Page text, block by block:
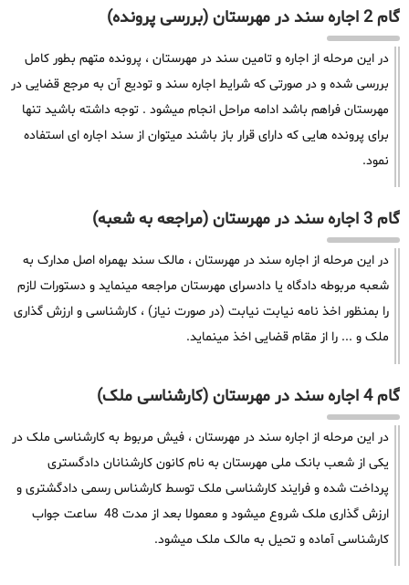
گام 2 اجاره سند در مهرستان (بررسی پرونده)
در این مرحله از اجاره و تامین سند در مهرستان ، پرونده متهم بطور کامل
بررسی شده و در صورتی که شرایط اجاره سند و تودیع آن به مرجع قضایی در
مهرستان فراهم باشد ادامه مراحل انجام میشود . توجه داشته باشید تنها
برای پرونده هایی که دارای قرار باز باشند میتوان از سند اجاره ای استفاده
نمود.
گام 3 اجاره سند در مهرستان (مراجعه به شعبه)
در این مرحله از اجاره سند در مهرستان ، مالک سند بهمراه اصل مدارک به
شعبه مربوطه دادگاه یا دادسرای مهرستان مراجعه مینماید و دستورات لازم
را بمنظور اخذ نامه نیابت نیابت (در صورت نیاز) ، کارشناسی و ارزش گذاری
ملک و ... را از مقام قضایی اخذ مینماید.
گام 4 اجاره سند در مهرستان (کارشناسی ملک)
در این مرحله از اجاره سند در مهرستان ، فیش مربوط به کارشناسی ملک در
یکی از شعب بانک ملی مهرستان به نام کانون کارشنانان دادگستری
پرداخت شده و فرایند کارشناسی ملک توسط کارشناس رسمی دادگشتری و
ارزش گذاری ملک شروع میشود و معمولا بعد از مدت 48 ساعت جواب
کارشناسی آماده و تحیل به مالک ملک میشود.